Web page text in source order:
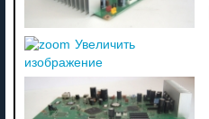
Увеличить
изображение